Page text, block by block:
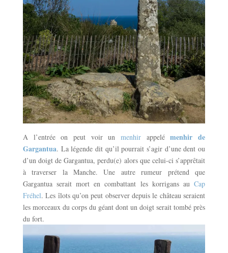
A l’entrée on peut voir unmenhir appelémenhir de
Gargantua. La légende dit qu’il pourrait s’agir d’une dent ou
d’un doigt de Gargantua, perdu(e) alors que celui-ci s’apprêtait
à traverser la Manche. Une autre rumeur prétend que
Gargantua serait mort en combattant les korrigans auCap
Fréhel. Les îlots qu’on peut observer depuis le château seraient
les morceaux du corps du géant dont un doigt serait tombé près
du fort.